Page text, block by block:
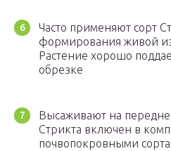
Часто применяют сорт
формирования живой
Растение хорошо
обрезке
Высаживают на
Стрикта включен в
почвопокровными